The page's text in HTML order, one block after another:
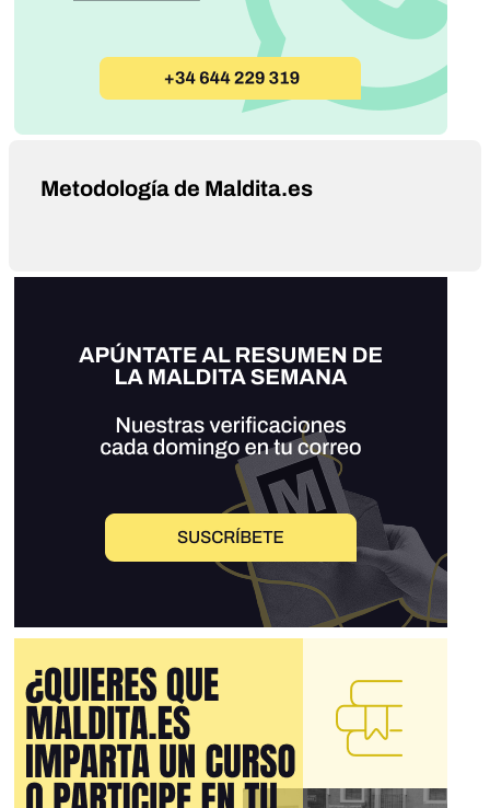
Metodología de Maldita.es